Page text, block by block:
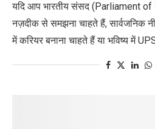
यदि आप भारतीय संसद (Parliament of
नज़दीक से समझना चाहते हैं, सार्वजनिक
में करियर बनाना चाहते हैं या भविष्य में